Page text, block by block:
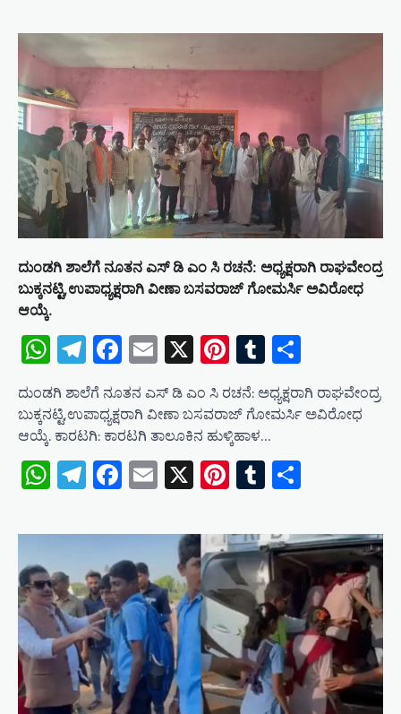
ದುಂಡಗಿ ಶಾಲೆಗೆ ನೂತನ ಎಸ್ ಡಿ ಎಂ ಸಿ ರಚನೆ: ಅಧ್ಯಕ್ಷರಾಗಿ ರಾಘವೇಂದ್ರ
ಬುಕ್ಕನಟ್ಟಿ,ಉಪಾಧ್ಯಕ್ಷರಾಗಿ ವೀಣಾ ಬಸವರಾಜ್ ಗೋಮರ್ಸಿ ಅವಿರೋಧ
ಆಯ್ಕೆ.
WhatsApp
Telegram
Facebook
Email
X Pinterest
Tumblr
ದುಂಡಗಿ ಶಾಲೆಗೆ ನೂತನ ಎಸ್ ಡಿ ಎಂ ಸಿ ರಚನೆ: ಅಧ್ಯಕ್ಷರಾಗಿ ರಾಘವೇಂದ್ರ
ಬುಕ್ಕನಟ್ಟಿ,ಉಪಾಧ್ಯಕ್ಷರಾಗಿ ವೀಣಾ ಬಸವರಾಜ್ ಗೋಮರ್ಸಿ ಅವಿರೋಧ
ಆಯ್ಕೆ. ಕಾರಟಗಿ: ಕಾರಟಗಿ ತಾಲೂಕಿನ ಹುಳ್ಕಿಹಾಳ…
WhatsApp
Telegram
Facebook
Email
X Pinterest
Tumblr